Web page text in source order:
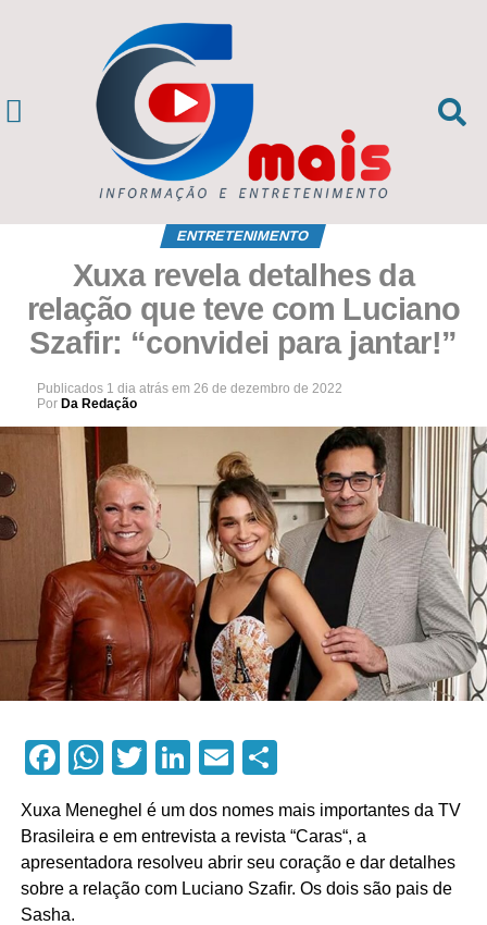
ENTRETENIMENTO
Xuxa revela detalhes da
relação que teve com Luciano
Szafir: “convidei para jantar!”
Publicados 1 dia atrás em 26 de dezembro de 2022
Por Da Redação
Facebook
WhatsApp
Twitter
LinkedIn
EmailCompartilhar
Xuxa Meneghel é um dos nomes mais importantes da TV
Brasileira e em entrevista a revista “Caras“, a
apresentadora resolveu abrir seu coração e dar detalhes
sobre a relação com Luciano Szafir. Os dois são pais de
Sasha.